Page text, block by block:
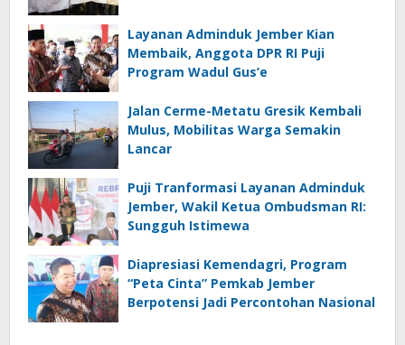
Layanan Adminduk Jember Kian
Membaik, Anggota DPR RI Puji
Program Wadul Gus’e
Jalan Cerme-Metatu Gresik Kembali
Mulus, Mobilitas Warga Semakin
Lancar
Puji Tranformasi Layanan Adminduk
Jember, Wakil Ketua Ombudsman RI:
Sungguh Istimewa
Diapresiasi Kemendagri, Program
“Peta Cinta” Pemkab Jember
Berpotensi Jadi Percontohan Nasional